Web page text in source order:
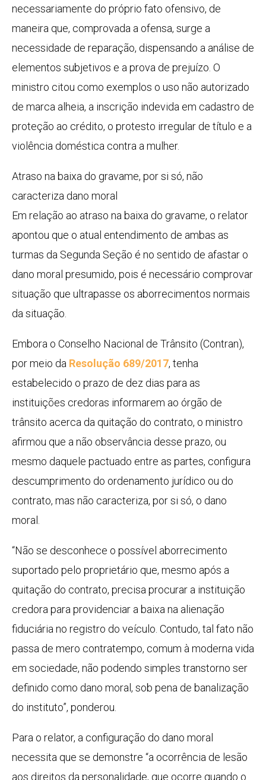
necessariamente do próprio fato ofensivo, de
maneira que, comprovada a ofensa, surge a
necessidade de reparação, dispensando a análise de
elementos subjetivos e a prova de prejuízo. O
ministro citou como exemplos o uso não autorizado
de marca alheia, a inscrição indevida em cadastro de
proteção ao crédito, o protesto irregular de título e a
violência doméstica contra a mulher.
Atraso na baixa do gravame, por si só, não
caracteriza dano moral
Em relação ao atraso na baixa do gravame, o relator
apontou que o atual entendimento de ambas as
turmas da Segunda Seção é no sentido de afastar o
dano moral presumido, pois é necessário comprovar
situação que ultrapasse os aborrecimentos normais
da situação.
Embora o Conselho Nacional de Trânsito (Contran),
por meio da Resolução 689/2017, tenha
estabelecido o prazo de dez dias para as
instituições credoras informarem ao órgão de
trânsito acerca da quitação do contrato, o ministro
afirmou que a não observância desse prazo, ou
mesmo daquele pactuado entre as partes, configura
descumprimento do ordenamento jurídico ou do
contrato, mas não caracteriza, por si só, o dano
moral.
“Não se desconhece o possível aborrecimento
suportado pelo proprietário que, mesmo após a
quitação do contrato, precisa procurar a instituição
credora para providenciar a baixa na alienação
fiduciária no registro do veículo. Contudo, tal fato não
passa de mero contratempo, comum à moderna vida
em sociedade, não podendo simples transtorno ser
definido como dano moral, sob pena de banalização
do instituto”, ponderou.
Para o relator, a configuração do dano moral
necessita que se demonstre “a ocorrência de lesão
aos direitos da personalidade, que ocorre quando o